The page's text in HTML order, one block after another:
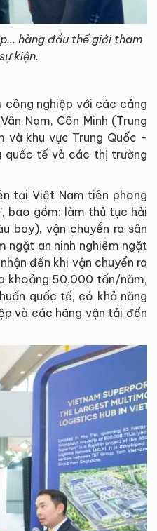
hàng đầu thế giới tham
kiện.
công nghiệp với các cảng
Nam, Côn Minh (Trung
và khu vực Trung Quốc -
quốc tế và các thị trường
tại Việt Nam tiên phong
bao gồm: làm thủ tục hải
bay), vận chuyển ra sân
ngặt an ninh nghiêm ngặt
đến khi vận chuyển ra
khoảng 50.000 tấn/năm,
quốc tế, có khả năng
và các hãng vận tải đến